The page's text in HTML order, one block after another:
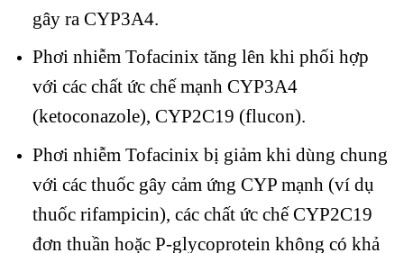
gây ra CYP3A4.
Phơi nhiễm Tofacinix tăng lên khi phối hợp
với các chất ức chế mạnh CYP3A4
(ketoconazole), CYP2C19 (flucon).
Phơi nhiễm Tofacinix bị giảm khi dùng chung
với các thuốc gây cảm ứng CYP mạnh (ví dụ
thuốc rifampicin), các chất ức chế CYP2C19
đơn thuần hoặc P-glycoprotein không có khả